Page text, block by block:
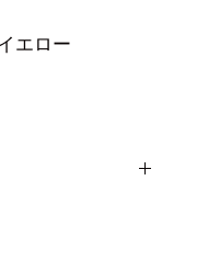
エロー